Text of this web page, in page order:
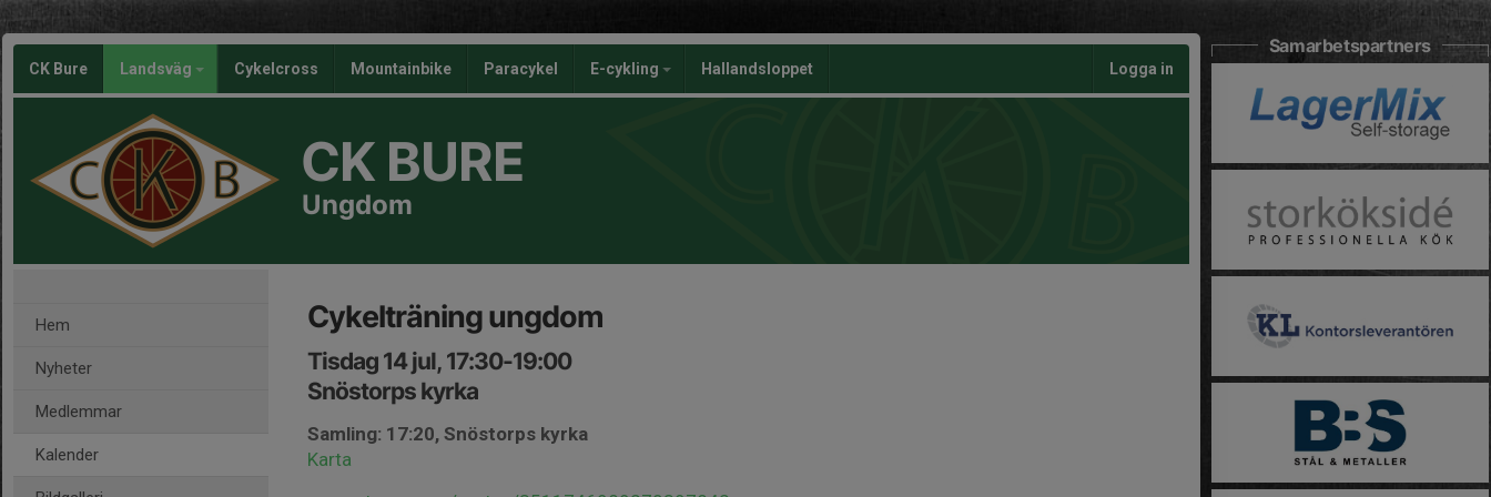
CK Bure Landsväg Cykelcross Mountainbike Paracykel E-cykling Hallandsloppet Logga in
CK BURE
Ungdom
Hem
Nyheter
Medlemmar
Kalender
Cykelträning ungdom
Tisdag 14 jul, 17:30-19:00
Snöstorps kyrka
Samling: 17:20, Snöstorps kyrka
Karta
Samarbetspartners